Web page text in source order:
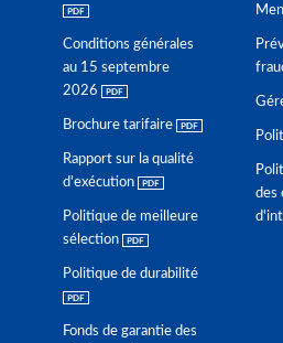
Conditions générales
au 15 septembre
2026
Brochure tarifaire
Rapport sur la qualité
d'exécution
Politique de meilleure
sélection
Politique de durabilité
Fonds de garantie des
des